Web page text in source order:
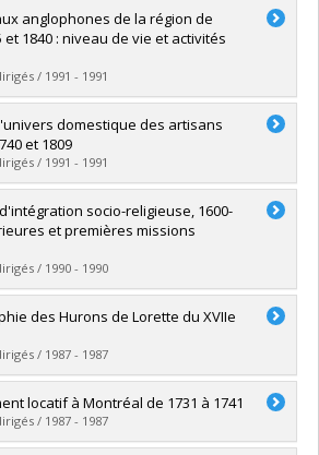
Dominique
dans Papyrus
anglophones de la région de
1840 : niveau de vie et activités
/ 1991 - 1991
Claire
dans Papyrus
domestique des artisans
et 1809
/ 1991 - 1991
Josée
dans Papyrus
socio-religieuse, 1600-
et premières missions
/ 1990 - 1990
Dominique
dans Papyrus
des Hurons de Lorette du XVIIe
/ 1987 - 1987
Marie
locatif à Montréal de 1731 à 1741
/ 1987 - 1987